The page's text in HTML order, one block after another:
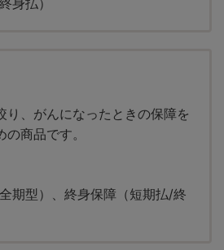
り、がんになったときの保障を
商品です。
期型）、終身保障（短期払/終